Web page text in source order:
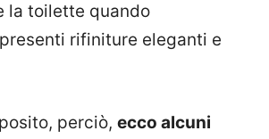
la toilette quando
rifiniture eleganti e
perciò, ecco alcuni